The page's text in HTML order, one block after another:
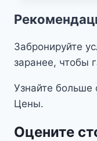
Забронируйте
заранее, чтобы
Узнайте больше
Цены.
Оцените